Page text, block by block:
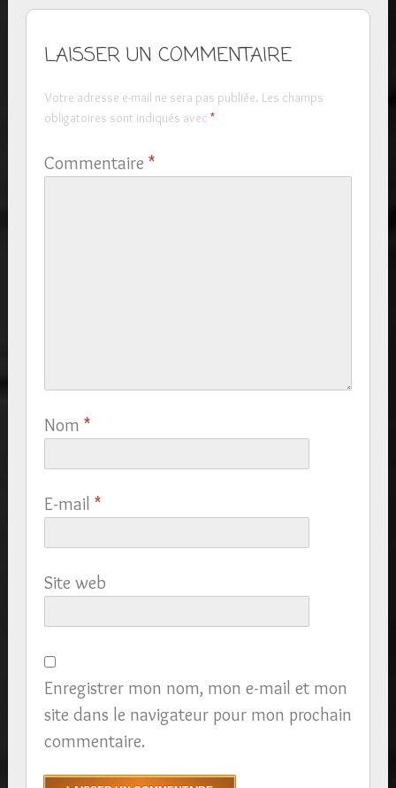
LAISSER UN COMMENTAIRE
Votre adresse e-mail ne sera pas publiée. Les champs
obligatoires sont indiqués avec *
Commentaire *
Nom *
E-mail *
Site web
Enregistrer mon nom, mon e-mail et mon
site dans le navigateur pour mon prochain
commentaire.